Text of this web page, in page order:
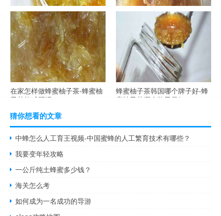
自制蜂蜜柚子茶-蜂蜜柚子茶最
容易做什么？
在家怎样做蜂蜜柚子茶-蜂蜜柚
子茶可以解酒吗？
在家怎样做蜂蜜柚子茶-蜂蜜柚
子茶能减肥吗？
蜂蜜柚子茶韩国哪个牌子好-蜂
蜜柚子茶哪个牌子最好？
猜你想看的文章
中蜂怎么人工育王视频-中国蜜蜂的人工繁育技术有哪些？
我要变年轻攻略
一公斤纯土蜂蜜多少钱？
海关怎么考
如何成为一名成功的导游